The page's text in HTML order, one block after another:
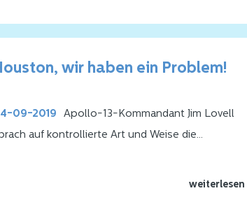
die Herausforderung mit Begeisterung an und
wir haben ein Problem!
09-2019
Apollo-13-Kommandant Jim Lovell
auf kontrollierte Art und Weise die
. Wie wäre es, wenn Sie dieses Problem mit
weiterlesen